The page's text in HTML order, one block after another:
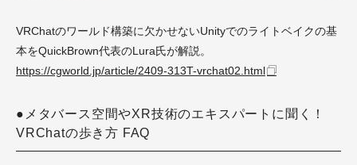
VRChatのワールド構築に欠かせないUnityでのライトベイクの基
本をQuickBrown代表のLura氏が解説。
https://cgworld.jp/article/2409-313T-vrchat02.html
●メタバース空間やXR技術のエキスパートに聞く！
VRChatの歩き方 FAQ